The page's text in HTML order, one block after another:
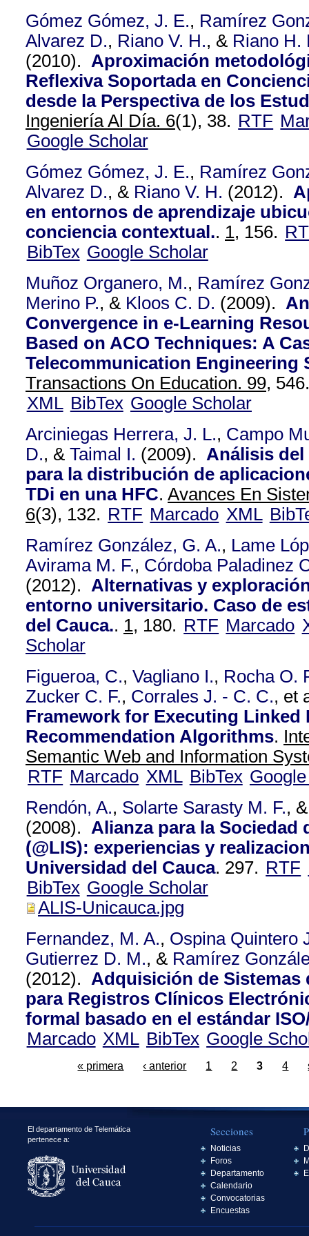
Gómez Gómez, J. E., Ramírez
Alvarez D., Riano V. H., & Riano H.
(2010). Aproximación
Reflexiva Soportada en
desde la Perspectiva de los
Ingeniería Al Día. 6(1), 38. RTF
Google Scholar
Gómez Gómez, J. E., Ramírez
Alvarez D., & Riano V. H. (2012).
en entornos de aprendizaje
conciencia contextual.. 1, 156.
BibTex Google Scholar
Muñoz Organero, M., Ramírez
Merino P., & Kloos C. D. (2009).
Convergence in e-Learning
Based on ACO Techniques: A
Telecommunication Engineering
Transactions On Education. 99, 546.
XML BibTex Google Scholar
Arciniegas Herrera, J. L., Campo
D., & Taimal I. (2009). Análisis del
para la distribución de
TDi en una HFC. Avances En
6(3), 132. RTF Marcado XML
Ramírez González, G. A., Lame
Avirama M. F., Córdoba Paladinez
(2012). Alternativas y
entorno universitario. Caso de
del Cauca.. 1, 180. RTF Marcado
Scholar
Figueroa, C., Vagliano I., Rocha O.
Zucker C. F., Corrales J. - C. C., et
Framework for Executing Linked
Recommendation Algorithms.
Semantic Web and Information
RTF Marcado XML BibTex
Rendón, A., Solarte Sarasty M. F.,
(2008). Alianza para la Sociedad
(@LIS): experiencias y
Universidad del Cauca. 297. RTF
BibTex Google Scholar
ALIS-Unicauca.jpg
Fernandez, M. A., Ospina Quintero
Gutierrez D. M., & Ramírez
(2012). Adquisición de Sistemas
para Registros Clínicos
formal basado en el estándar
Marcado XML BibTex Google
« primera ‹ anterior 1 2 3 4
El departamento de Telemática
pertenece a:
Secciones
Noticias
Foros
Departamento
Calendario
Convocatorias
Encuestas